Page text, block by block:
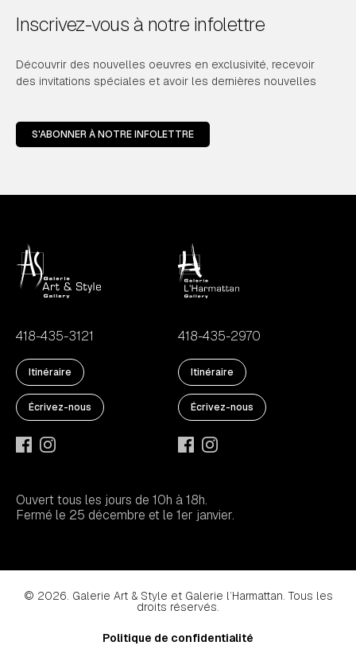
Inscrivez-vous à notre infolettre
Découvrir des nouvelles oeuvres en exclusivité, recevoir
des invitations spéciales et avoir les dernières nouvelles
S'ABONNER À NOTRE INFOLETTRE
418-435-3121
Itinéraire
Écrivez-nous
418-435-2970
Itinéraire
Écrivez-nous
Ouvert tous les jours de 10h à 18h.
Fermé le 25 décembre et le 1er janvier.
© 2026. Galerie Art & Style et Galerie l’Harmattan. Tous les
droits réservés.
Politique de confidentialité